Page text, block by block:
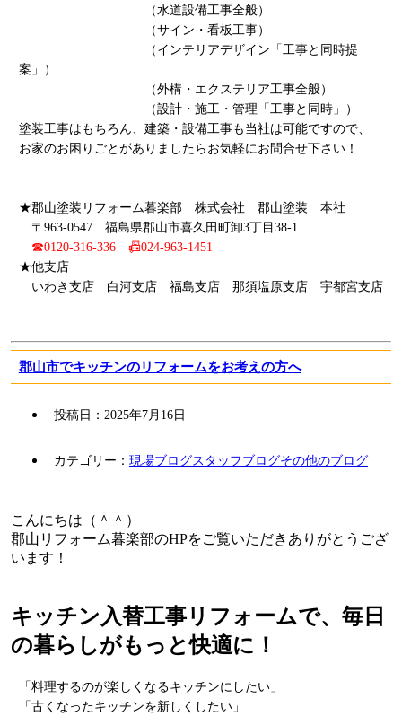
（水道設備工事全般）
（サイン・看板工事）
（インテリアデザイン「工事と同時提
案」）
（外構・エクステリア工事全般）
（設計・施工・管理「工事と同時」）
塗装工事はもちろん、建築・設備工事も当社は可能ですので、
お家のお困りごとがありましたらお気軽にお問合せ下さい！
★郡山塗装リフォーム暮楽部 株式会社 郡山塗装 本社
〒963-0547 福島県郡山市喜久田町卸3丁目38-1
☎0120-316-336 📠024-963-1451
★他支店
いわき支店 白河支店 福島支店 那須塩原支店 宇都宮支店
郡山市でキッチンのリフォームをお考えの方へ
投稿日： 2025年7月16日
カテゴリー： 現場ブログスタッフブログその他のブログ
こんにちは（＾＾）
郡山リフォーム暮楽部のHPをご覧いただきありがとうござ
います！
キッチン入替工事リフォームで、毎日
の暮らしがもっと快適に！
「料理するのが楽しくなるキッチンにしたい」
「古くなったキッチンを新しくしたい」